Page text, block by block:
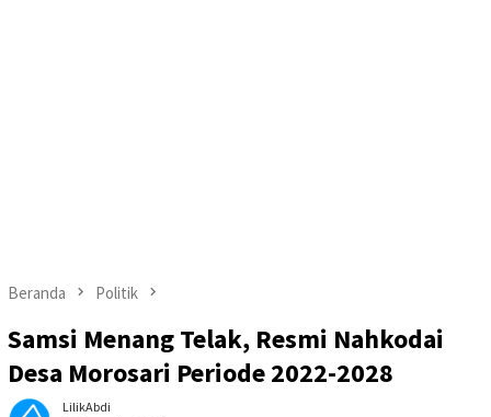
Beranda Politik
Samsi Menang Telak, Resmi Nahkodai
Desa Morosari Periode 2022-2028
LilikAbdi